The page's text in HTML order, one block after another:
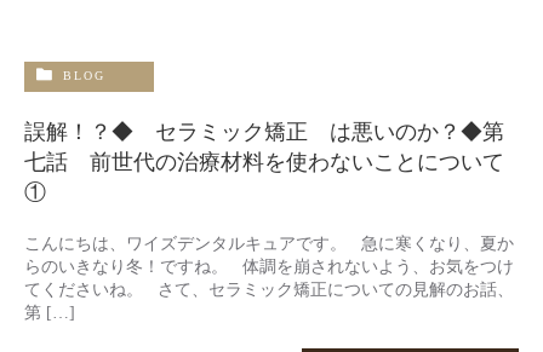
BLOG
誤解！？◆ セラミック矯正 は悪いのか？◆第
七話 前世代の治療材料を使わないことについて
①
こんにちは、ワイズデンタルキュアです。 急に寒くなり、夏か
らのいきなり冬！ですね。 体調を崩されないよう、お気をつけ
てくださいね。 さて、セラミック矯正についての見解のお話、
第 […]